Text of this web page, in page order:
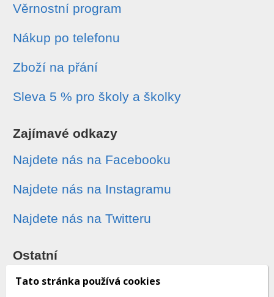
Věrnostní program
Nákup po telefonu
Zboží na přání
Sleva 5 % pro školy a školky
Zajímavé odkazy
Najdete nás na Facebooku
Najdete nás na Instagramu
Najdete nás na Twitteru
Ostatní
Sledování zásilek
Tato stránka používá cookies